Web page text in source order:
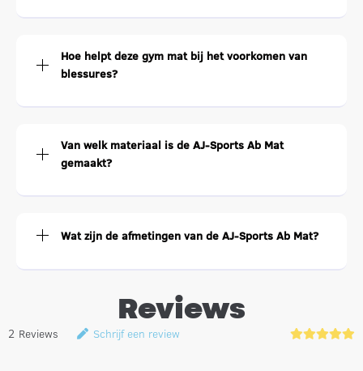
Hoe helpt deze gym mat bij het voorkomen van
blessures?
Van welk materiaal is de AJ-Sports Ab Mat
gemaakt?
Wat zijn de afmetingen van de AJ-Sports Ab Mat?
Reviews
2 Reviews Schrijf een review